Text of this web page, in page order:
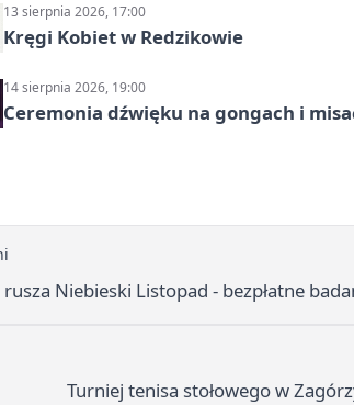
13 sierpnia 2026, 17:00
Kręgi Kobiet w Redzikowie
14 sierpnia 2026, 19:00
Ceremonia dźwięku na gongach i
rusza Niebieski Listopad - bezpłatne
Turniej tenisa stołowego w